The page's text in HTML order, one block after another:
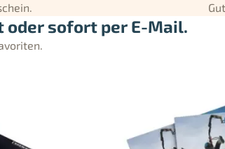
oder sofort per E-Mail.